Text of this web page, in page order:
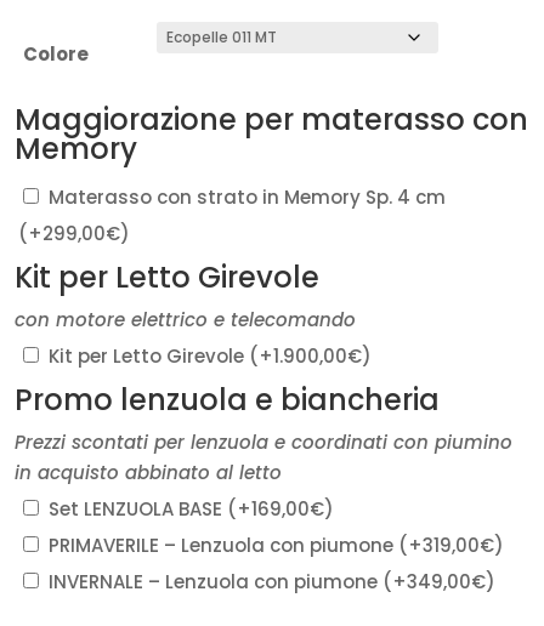
Colore
Maggiorazione per materasso con
Memory
Materasso con strato in Memory Sp. 4 cm
(+299,00€)
Kit per Letto Girevole
con motore elettrico e telecomando
Kit per Letto Girevole (+1.900,00€)
Promo lenzuola e biancheria
Prezzi scontati per lenzuola e coordinati con piumino
in acquisto abbinato al letto
Set LENZUOLA BASE (+169,00€)
PRIMAVERILE – Lenzuola con piumone (+319,00€)
INVERNALE – Lenzuola con piumone (+349,00€)